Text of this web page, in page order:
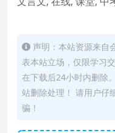
声明：本站资源来自
表本站立场，仅限学习
在下载后24小时内删除
站删除处理！ 请用户仔
骗！